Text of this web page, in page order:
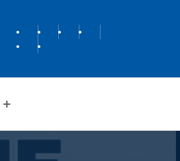
REVUE DE PRESSE